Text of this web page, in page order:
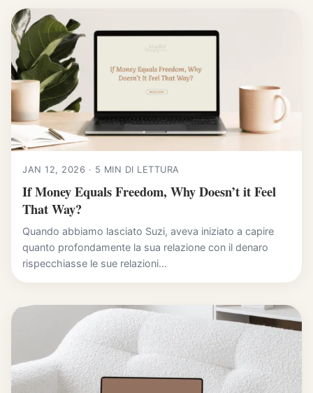
JAN 12, 2026 · 5 MIN DI LETTURA
If Money Equals Freedom, Why Doesn’t it Feel
That Way?
Quando abbiamo lasciato Suzi, aveva iniziato a capire
quanto profondamente la sua relazione con il denaro
rispecchiasse le sue relazioni...